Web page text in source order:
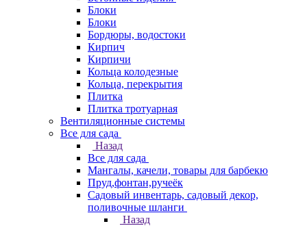
Блоки
Блоки
Бордюры, водостоки
Кирпич
Кирпичи
Кольца колодезные
Кольца, перекрытия
Плитка
Плитка тротуарная
Вентиляционные системы
Все для сада
Назад
Все для сада
Мангалы, качели, товары для барбекю
Пруд,фонтан,ручеёк
Садовый инвентарь, садовый декор,
поливочные шланги
Назад